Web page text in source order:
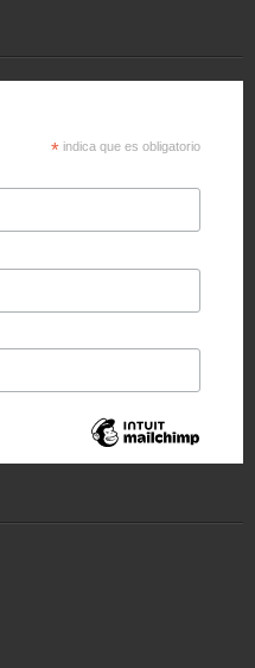
* indica que es obligatorio